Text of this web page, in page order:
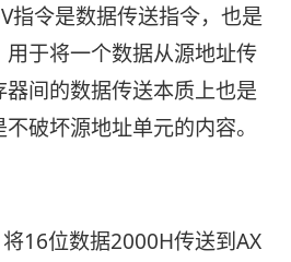
指令是数据传送指令，也是
于将一个数据从源地址传
间的数据传送本质上也是
破坏源地址单元的内容。
16位数据2000H传送到AX